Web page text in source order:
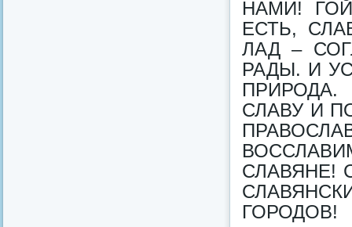
НАМИ!
ЕСТЬ,
ЛАД –
РАДЫ. И
СЛАВУ И
СЛАВЯНЕ!
ГОРОДОВ!